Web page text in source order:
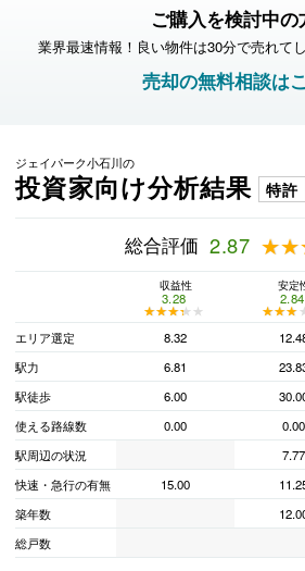
ご購入を検討中の
業界最速情報！良い物件は30分で売れて
売却の無料相談は
ジェイパーク小石川の
投資家向け分析結果 特許
総合評価 2.87
収益性
3.28
★★★★★
★★★★★
安定
2.84
エリア選定
8.32
駅力
6.81
駅徒歩
6.00
使える路線数
0.00
0.00
駅周辺の状況
7.77
快速・急行の有無
15.00
築年数
総戸数